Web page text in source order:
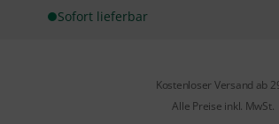
Sofort lieferbar
Kostenloser Versand ab
Alle Preise inkl. MwSt.